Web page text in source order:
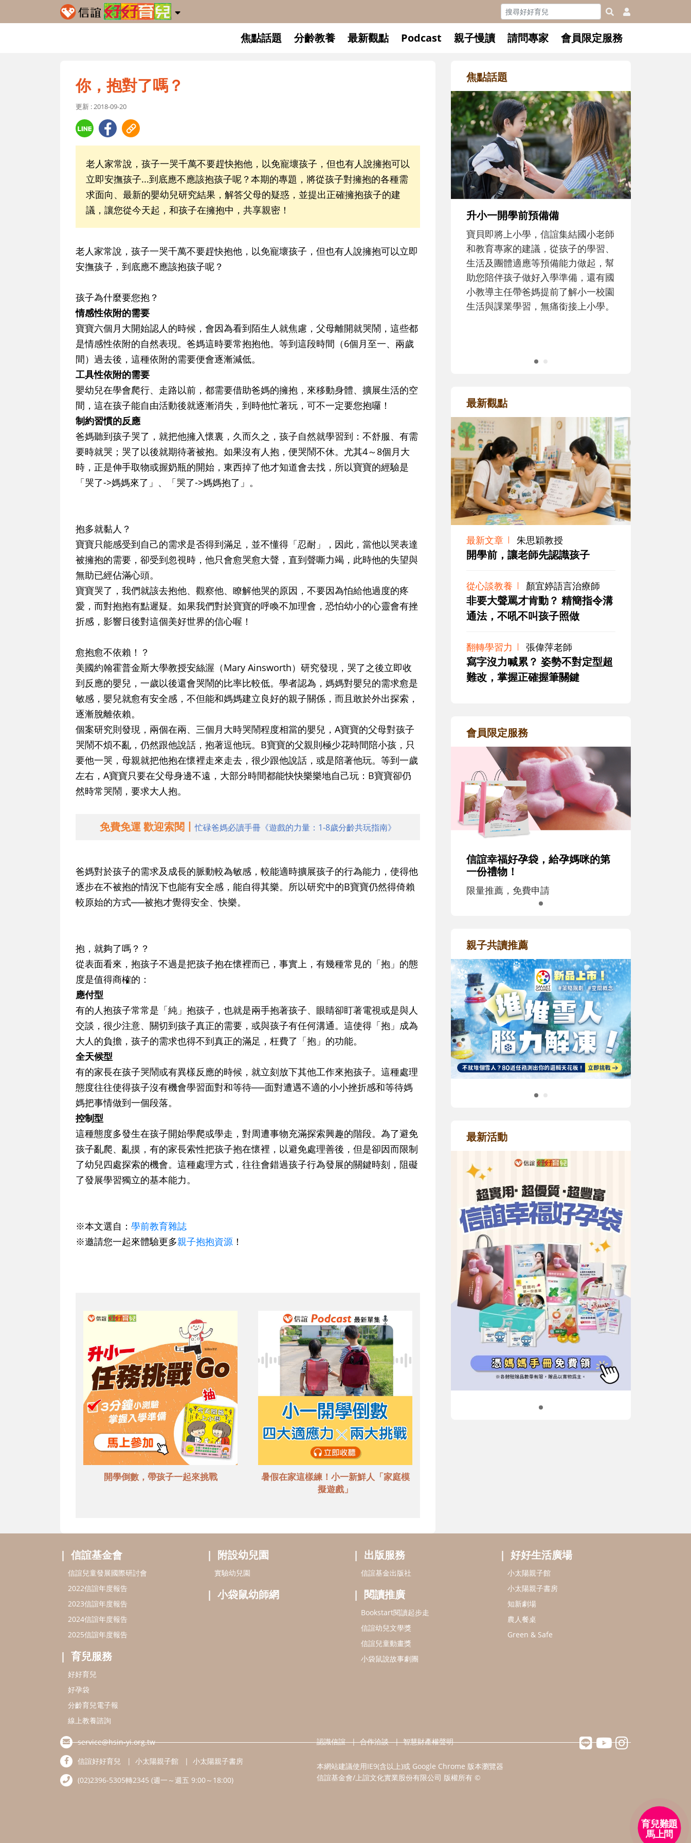
焦點話題 分齡教養 最新觀點 Podcast 親子慢讀 請問專家 會員限定服務
你，抱對了嗎？
更新 : 2018-09-20
老人家常說，孩子一哭千萬不要趕快抱他，以免寵壞孩子，但也有人說擁抱可以
立即安撫孩子...到底應不應該抱孩子呢？本期的專題，將從孩子對擁抱的各種需
求面向、最新的嬰幼兒研究結果，解答父母的疑惑，並提出正確擁抱孩子的建
議，讓您從今天起，和孩子在擁抱中，共享親密！
老人家常說，孩子一哭千萬不要趕快抱他，以免寵壞孩子，但也有人說擁抱可以立即
安撫孩子，到底應不應該抱孩子呢？
孩子為什麼要您抱？
情感性依附的需要
寶寶六個月大開始認人的時候，會因為看到陌生人就焦慮，父母離開就哭鬧，這些都
是情感性依附的自然表現。爸媽這時要常抱抱他。等到這段時間（6個月至一、兩歲
間）過去後，這種依附的需要便會逐漸減低。
工具性依附的需要
嬰幼兒在學會爬行、走路以前，都需要借助爸媽的擁抱，來移動身體、擴展生活的空
間，這在孩子能自由活動後就逐漸消失，到時他忙著玩，可不一定要您抱囉！
制約習慣的反應
爸媽聽到孩子哭了，就把他擁入懷裏，久而久之，孩子自然就學習到：不舒服、有需
要時就哭；哭了以後就期待著被抱。如果沒有人抱，便哭鬧不休。尤其4～8個月大
時，正是伸手取物或握奶瓶的開始，東西掉了他才知道會去找，所以寶寶的經驗是
「哭了->媽媽來了」、「哭了->媽媽抱了」。
抱多就黏人？
寶寶只能感受到自己的需求是否得到滿足，並不懂得「忍耐」，因此，當他以哭表達
被擁抱的需要，卻受到忽視時，他只會愈哭愈大聲，直到聲嘶力竭，此時他的失望與
無助已經佔滿心頭。
寶寶哭了，我們就該去抱他、觀察他、瞭解他哭的原因，不要因為怕給他過度的疼
愛，而對抱抱有點遲疑。如果我們對於寶寶的呼喚不加理會，恐怕幼小的心靈會有挫
折感，影響日後對這個美好世界的信心喔！
愈抱愈不依賴！？
美國約翰霍普金斯大學教授安絲渥（Mary Ainsworth）研究發現， 哭了之後立即收
到反應的嬰兒，一歲以後還會哭鬧的比率比較低。學者認為，媽媽對嬰兒的需求愈是
敏感，嬰兒就愈有安全感，不但能和媽媽建立良好的親子關係，而且敢於外出探索，
逐漸脫離依賴。
個案研究則發現，兩個在兩、三個月大時哭鬧程度相當的嬰兒，A寶寶的父母對孩子
哭鬧不煩不亂，仍然跟他說話，抱著逗他玩。B寶寶的父親則極少花時間陪小孩，只
要他一哭，母親就把他抱在懷裡走來走去，很少跟他說話，或是陪著他玩。等到一歲
左右，A寶寶只要在父母身邊不遠，大部分時間都能快快樂樂地自己玩：B寶寶卻仍
然時常哭鬧，要求大人抱。
免費免運 歡迎索閱丨忙碌爸媽必讀手冊《遊戲的力量：1-8歲分齡共玩指南》
爸媽對於孩子的需求及成長的脈動較為敏感，較能適時擴展孩子的行為能力，使得他
逐步在不被抱的情況下也能有安全感，能自得其樂。所以研究中的B寶寶仍然得倚賴
較原始的方式──被抱才覺得安全、快樂。
抱，就夠了嗎？？
從表面看來，抱孩子不過是把孩子抱在懷裡而已，事實上，有幾種常見的「抱」的態
度是值得商榷的：
應付型
有的人抱孩子常常是「純」抱孩子，也就是兩手抱著孩子、眼睛卻盯著電視或是與人
交談，很少注意、關切到孩子真正的需要，或與孩子有任何溝通。這使得「抱」成為
大人的負擔，孩子的需求也得不到真正的滿足，枉費了「抱」的功能。
全天候型
有的家長在孩子哭鬧或有異樣反應的時候，就立刻放下其他工作來抱孩子。這種處理
態度往往使得孩子沒有機會學習面對和等待──面對遭遇不適的小小挫折感和等待媽
媽把事情做到一個段落。
控制型
這種態度多發生在孩子開始學爬或學走，對周遭事物充滿探索興趣的階段。為了避免
孩子亂爬、亂摸，有的家長索性把孩子抱在懷裡，以避免處理善後，但是卻因而限制
了幼兒四處探索的機會。這種處理方式，往往會錯過孩子行為發展的關鍵時刻，阻礙
了發展學習獨立的基本能力。
※本文選自： 學前教育雜誌
※邀請您一起來體驗更多親子抱抱資源 ！
開學倒數，帶孩子一起來挑戰
暑假在家這樣練！小一新鮮人「家庭模
擬遊戲」
焦點話題
和教育專家的建議，從孩子的學習、
和孩子一起長大的那個男人│讀
懂父親的不同模樣
沒有人天生就擅長當爸爸！男人總是
在一次次「前所未有」的體驗中，跟
著孩子一起長大。從給予安全感的肢
體遊戲，到獨立自主、角色認同及解
決問題的能力養成。爸爸正嘗試用不
同的模樣，參與孩子每個重要的成長
歷程。
最新觀點
最新文章 朱思穎教授
開學前，讓老師先認識孩子
從心談教養 顏宜婷語言治療師
非要大聲罵才肯動？ 精簡指令溝
通法，不吼不叫孩子照做
翻轉學習力 張偉萍老師
寫字沒力喊累？ 姿勢不對定型超
難改，掌握正確握筆關鍵
會員限定服務
信誼幸福好孕袋，給孕媽咪的第
一份禮物！
限量推薦，免費申請
親子共讀推薦
最新活動
信誼基金會
信誼兒童發展國際研討會
2022信誼年度報告
2023信誼年度報告
2024信誼年度報告
2025信誼年度報告
育兒服務
好好育兒
好孕袋
分齡育兒電子報
線上教養諮詢
附設幼兒園
實驗幼兒園
小袋鼠幼師網
出版服務
信誼基金出版社
閱讀推廣
Bookstart閱讀起步走
信誼幼兒文學獎
信誼兒童動畫獎
小袋鼠說故事劇團
好好生活廣場
小太陽親子館
小太陽親子書房
知新劇場
農人餐桌
Green & Safe
service@hsin-yi.org.tw
信誼好好育兒
小太陽親子館
小太陽親子書房
(02)2396-5305轉2345 (週一～週五 9:00～18:00)
認識信誼 合作洽談 智慧財產權聲明
本網站建議使用IE9(含以上)或 Google Chrome 版本瀏覽器
信誼基金會/上誼文化實業股份有限公司 版權所有 ©
育兒難題
馬上問